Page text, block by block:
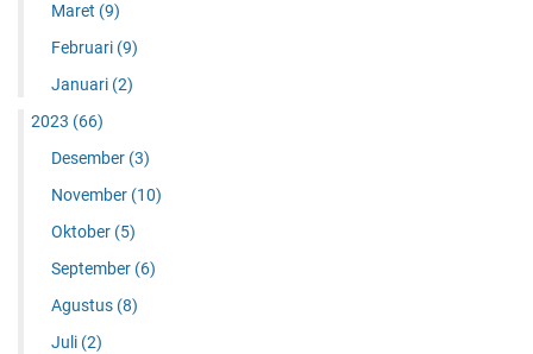
Maret (9)
Februari (9)
Januari (2)
2023 (66)
Desember (3)
November (10)
Oktober (5)
September (6)
Agustus (8)
Juli (2)